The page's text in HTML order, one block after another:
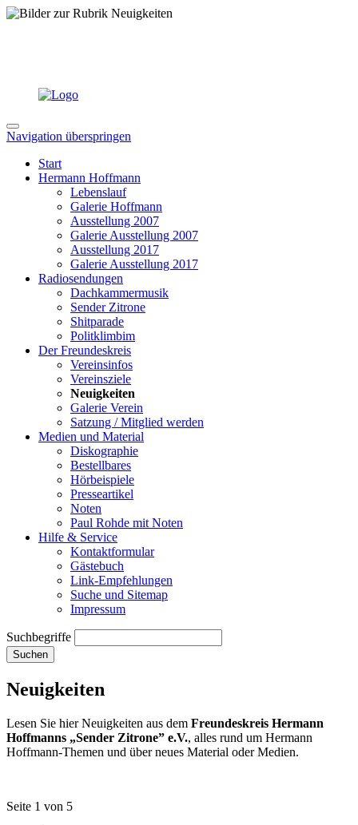
Navigation überspringen
Start
Hermann Hoffmann
Lebenslauf
Galerie Hoffmann
Ausstellung 2007
Galerie Ausstellung 2007
Ausstellung 2017
Galerie Ausstellung 2017
Radiosendungen
Dachkammermusik
Sender Zitrone
Shitparade
Politklimbim
Der Freundeskreis
Vereinsinfos
Vereinsziele
Neuigkeiten
Galerie Verein
Satzung / Mitglied werden
Medien und Material
Diskographie
Bestellbares
Hörbeispiele
Presseartikel
Noten
Paul Rohde mit Noten
Hilfe & Service
Kontaktformular
Gästebuch
Link-Empfehlungen
Suche und Sitemap
Impressum
Suchbegriffe
Suchen
Neuigkeiten
Lesen Sie hier Neuigkeiten aus dem Freundeskreis Hermann
Hoffmanns „Sender Zitrone” e.V., alles rund um Hermann
Hoffmann-Themen und über neues Material oder Medien.
Seite 1 von 5